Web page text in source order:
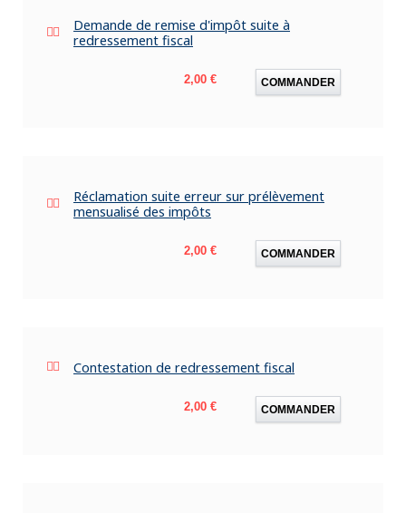
Demande de remise d'impôt suite à
redressement fiscal
Prix
2,00 € COMMANDER
Réclamation suite erreur sur prélèvement
mensualisé des impôts
Prix
2,00 € COMMANDER
Contestation de redressement fiscal
Prix
2,00 € COMMANDER